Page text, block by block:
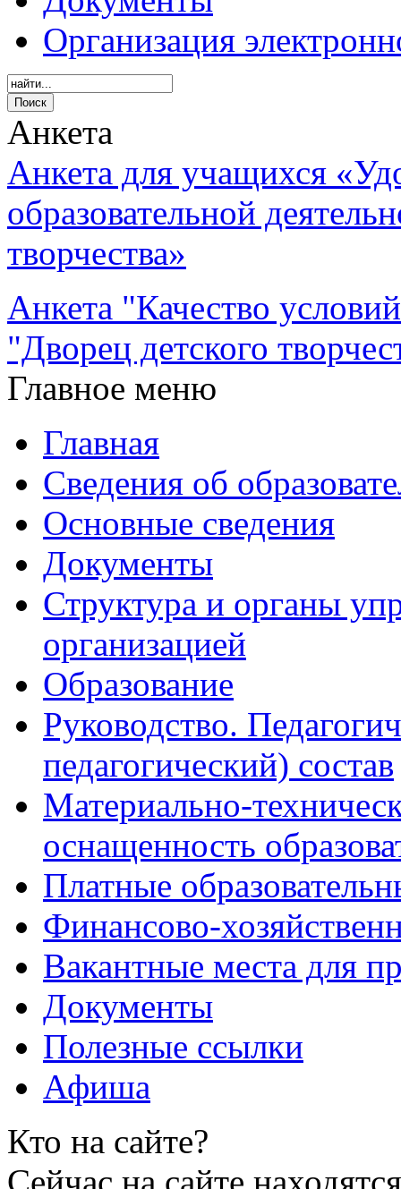
Организация
Анкета
Анкета для учащихся
образовательной
творчества»
Анкета "Качество
"Дворец детского
Главное меню
Главная
Сведения об
Основные сведения
Документы
Структура и органы
организацией
Образование
Руководство.
педагогический) состав
Материально-
оснащенность
Платные
Финансово-
Вакантные места для
Документы
Полезные ссылки
Афиша
Кто на сайте?
Сейчас на сайте